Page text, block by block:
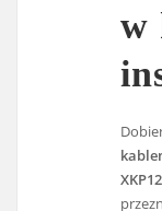
w